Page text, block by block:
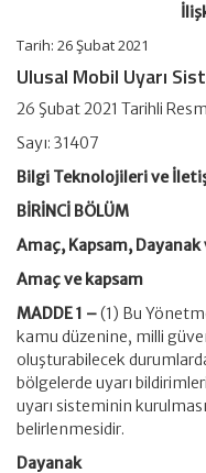
Tarih: 26 Şubat 2021
Ulusal Mobil Uyarı
26 Şubat 2021 Tarihli
Sayı: 31407
Bilgi Teknolojileri ve
BİRİNCİ BÖLÜM
Amaç, Kapsam, Dayanak
Amaç ve kapsam
MADDE 1 –(1) Bu
kamu düzenine, milli
oluşturabilecek
bölgelerde uyarı
uyarı sisteminin
belirlenmesidir.
Dayanak